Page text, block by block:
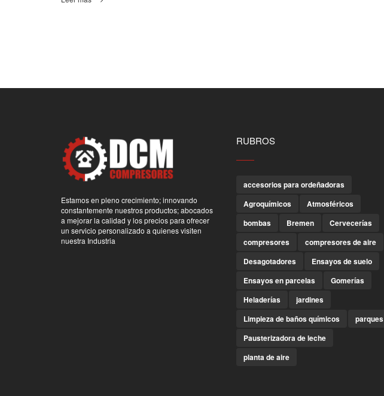
Estamos en pleno crecimiento; innovando
constantemente nuestros productos; abocados
a mejorar la calidad y los precios para ofrecer
un servicio personalizado a quienes visiten
nuestra Industria
RUBROS
accesorios para ordeñadoras
Agroquímicos
Atmosféricos
bombas
Bremen
Cervecerías
compresores
compresores de aire
Desagotadores
Ensayos de suelo
Ensayos en parcelas
Gomerías
Heladerías
jardines
Limpieza de baños químicos
parques
Pausterizadora de leche
planta de aire